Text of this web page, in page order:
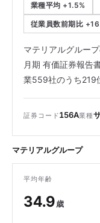
業種平均 +1.5%
従業員数前期比
マテリアルグルー
月期 有価証券報告
業559社のうち219
証券コード156A業種
マテリアルグループ
平均年齢
34.9歳